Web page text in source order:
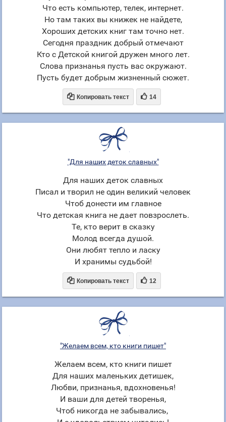
Что есть компьютер, телек, интернет.
Но там таких вы книжек не найдете,
Хороших детских книг там точно нет.
Сегодня праздник добрый отмечают
Кто с Детской книгой дружен много лет.
Слова признанья пусть вас окружают.
Пусть будет добрым жизненный сюжет.
 Копировать текст  14
"Для наших деток славных"
Для наших деток славных
Писал и творил не один великий человек
Чтоб донести им главное
Что детская книга не дает повзрослеть.
Те, кто верит в сказку
Молод всегда душой.
Они любят тепло и ласку
И хранимы судьбой!
 Копировать текст  12
"Желаем всем, кто книги пишет"
Желаем всем, кто книги пишет
Для наших маленьких детишек,
Любви, признанья, вдохновенья!
И ваши для детей творенья,
Чтоб никогда не забывались,